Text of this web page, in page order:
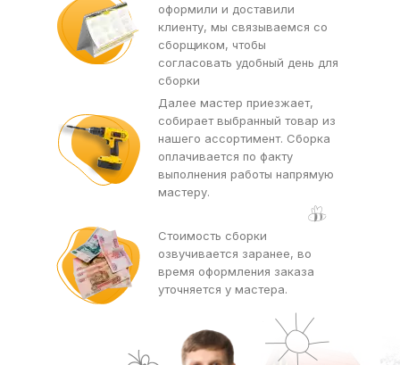
оформили и доставили
клиенту, мы связываемся со
сборщиком, чтобы
согласовать удобный день для
сборки
Далее мастер приезжает,
собирает выбранный товар из
нашего ассортимент. Сборка
оплачивается по факту
выполнения работы напрямую
мастеру.
Стоимость сборки
озвучивается заранее, во
время оформления заказа
уточняется у мастера.